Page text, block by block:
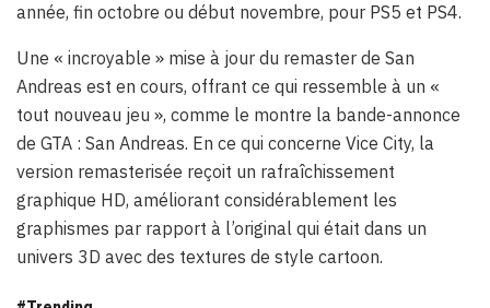
année, fin octobre ou début novembre, pour PS5 et PS4.
Une « incroyable » mise à jour du remaster de San
Andreas est en cours, offrant ce qui ressemble à un «
tout nouveau jeu », comme le montre la bande-annonce
de GTA : San Andreas. En ce qui concerne Vice City, la
version remasterisée reçoit un rafraîchissement
graphique HD, améliorant considérablement les
graphismes par rapport à l’original qui était dans un
univers 3D avec des textures de style cartoon.